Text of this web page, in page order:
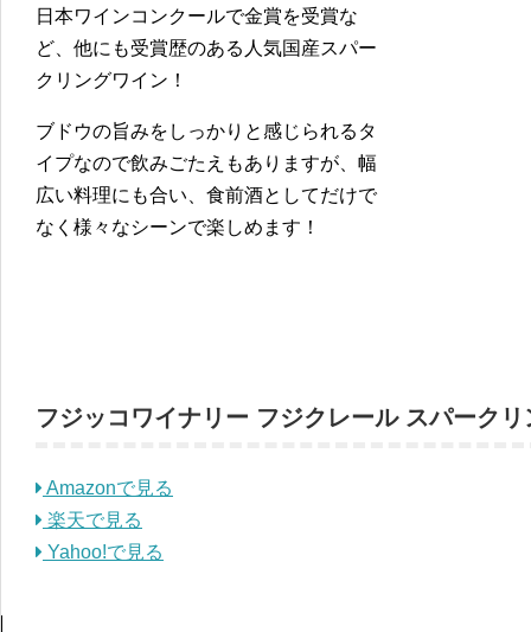
日本ワインコンクールで金賞を受賞な
ど、他にも受賞歴のある人気国産スパー
クリングワイン！
ブドウの旨みをしっかりと感じられるタ
イプなので飲みごたえもありますが、幅
広い料理にも合い、食前酒としてだけで
なく様々なシーンで楽しめます！
フジッコワイナリー フジクレール スパーク
Amazonで見る
楽天で見る
Yahoo!で見る